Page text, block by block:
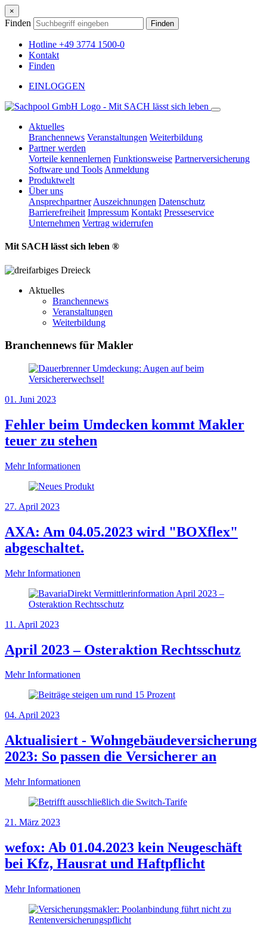
×
Finden Finden
Hotline +49 3774 1500-0
Kontakt
Finden
EINLOGGEN
Aktuelles
Branchennews Veranstaltungen Weiterbildung
Partner werden
Vorteile kennenlernen Funktionsweise Partnerversicherung
Software und Tools Anmeldung
Produktwelt
Über uns
Ansprechpartner Auszeichnungen Datenschutz
Barrierefreiheit Impressum Kontakt Presseservice
Unternehmen Vertrag widerrufen
Mit SACH lässt sich leben ®
Aktuelles
Branchennews
Veranstaltungen
Weiterbildung
Branchennews für Makler
01. Juni 2023
Fehler beim Umdecken kommt Makler
teuer zu stehen
Mehr Informationen
27. April 2023
AXA: Am 04.05.2023 wird "BOXflex"
abgeschaltet.
Mehr Informationen
11. April 2023
April 2023 – Osteraktion Rechtsschutz
Mehr Informationen
04. April 2023
Aktualisiert - Wohngebäudeversicherung
2023: So passen die Versicherer an
Mehr Informationen
21. März 2023
wefox: Ab 01.04.2023 kein Neugeschäft
bei Kfz, Hausrat und Haftpflicht
Mehr Informationen